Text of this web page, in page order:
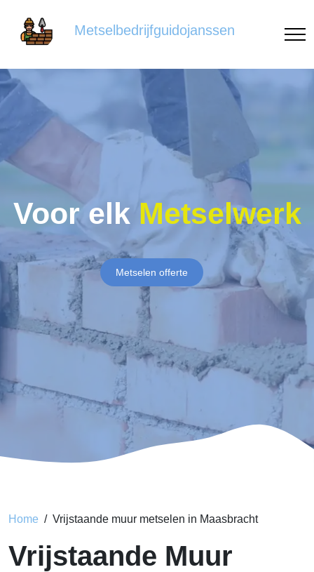
Metselbedrijfguidojanssen
Voor elk Metselwerk
Metselen offerte
Home Vrijstaande muur metselen in Maasbracht
Vrijstaande Muur